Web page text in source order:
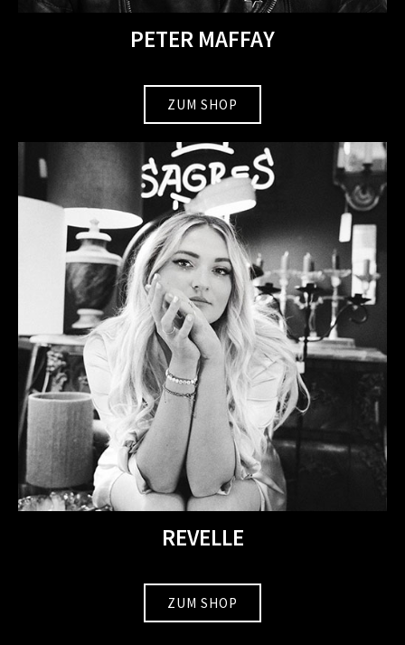
PETER MAFFAY
ZUM SHOP
REVELLE
ZUM SHOP